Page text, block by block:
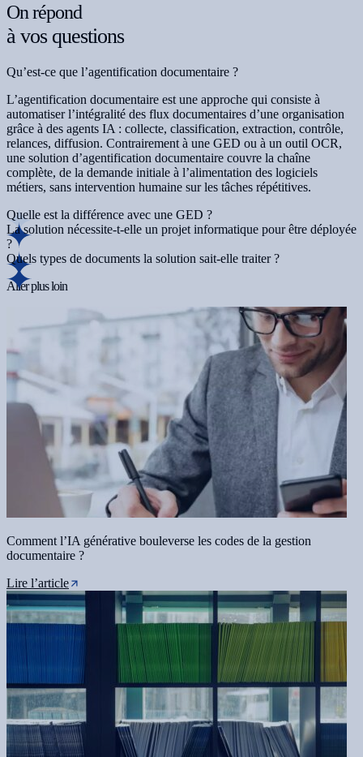
On répond
à vos questions
Qu’est-ce que l’agentification documentaire ?
L’agentification documentaire est une approche qui consiste à
automatiser l’intégralité des flux documentaires d’une organisation
grâce à des agents IA : collecte, classification, extraction, contrôle,
relances, diffusion. Contrairement à une GED ou à un outil OCR,
une solution d’agentification documentaire couvre la chaîne
complète, de la demande initiale à l’alimentation des logiciels
métiers, sans intervention humaine sur les tâches répétitives.
Quelle est la différence avec une GED ?
La solution nécessite-t-elle un projet informatique pour être déployée
?
Quels types de documents la solution sait-elle traiter ?
Aller plus loin
Comment l’IA générative bouleverse les codes de la gestion
documentaire ?
Lire l’article